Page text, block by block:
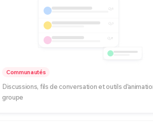
5
3
8
Communautés
Discussions, fils de conversation et outils
groupe